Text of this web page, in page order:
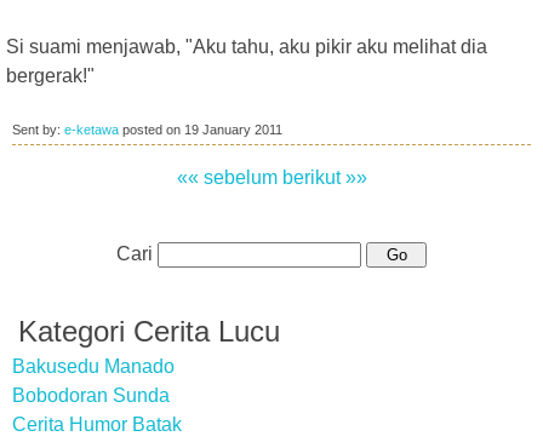
Si suami menjawab, "Aku tahu, aku pikir aku melihat dia
bergerak!"
Sent by: e-ketawa posted on 19 January 2011
«« sebelum berikut »»
Cari
Kategori Cerita Lucu
Bakusedu Manado
Bobodoran Sunda
Cerita Humor Batak